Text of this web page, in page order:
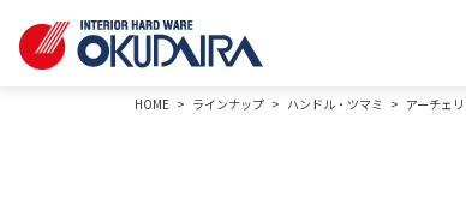
HOME ラインナップ ハンドル・ツマミ アーチェ